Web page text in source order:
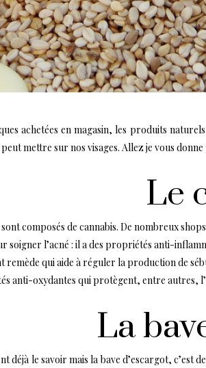
achetées en magasin, les produits
mettre sur nos visages. Allez je vous
Le
composés de cannabis. De nombreux
soigner l’acné : il a des propriétés anti-
remède qui aide à réguler la production de
anti-oxydantes qui protègent, entre autres,
La
déjà le savoir mais la bave d’escargot, c’est